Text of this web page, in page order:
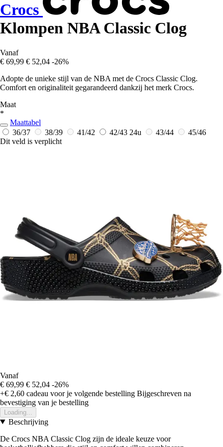
Crocs
Klompen NBA Classic Clog
Vanaf
€ 69,99 € 52,04 -26%
Adopte de unieke stijl van de NBA met de Crocs Classic Clog.
Comfort en originaliteit gegarandeerd dankzij het merk Crocs.
Maat
*
Maattabel
36/37
38/39 41/42 42/43 24u 43/44
45/46
Dit veld is verplicht
Vanaf
€ 69,99 € 52,04 -26%
+€ 2,60 cadeau voor je volgende bestelling Bijgeschreven na
bevestiging van je bestelling
Loading...
Beschrijving
De Crocs NBA Classic Clog zijn de ideale keuze voor